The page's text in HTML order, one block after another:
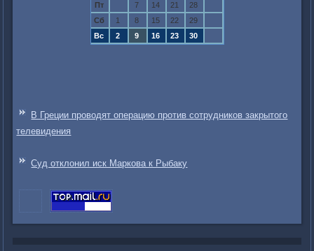
Пт
7 14 21
28
Сб
1 8 15 22
29
Вс
2 9 16 23 30
В Греции проводят операцию против сотрудников закрытого
телевидения
Суд отклонил иск Маркова к Рыбаку